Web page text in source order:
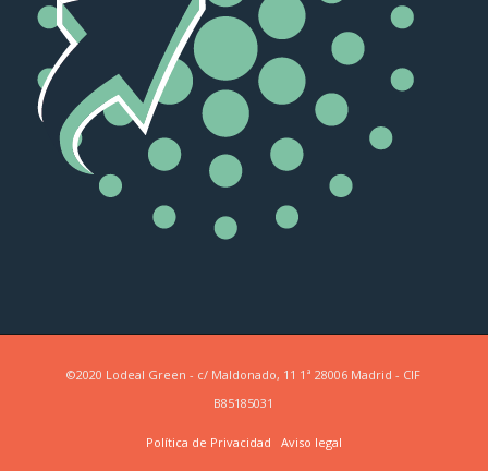
©2020 Lodeal Green - c/ Maldonado, 11 1ª 28006 Madrid - CIF
B85185031
Política de Privacidad Aviso legal